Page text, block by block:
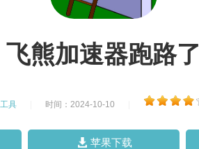
飞熊加速器跑路了
工具 时间：2024-10-10
苹果下载